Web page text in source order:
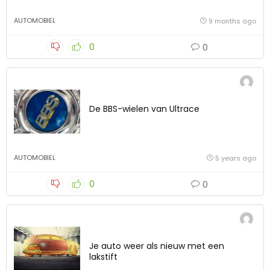
AUTOMOBIEL 9 months ago
0 0
De BBS-wielen van Ultrace
AUTOMOBIEL 5 years ago
0 0
Je auto weer als nieuw met een
lakstift